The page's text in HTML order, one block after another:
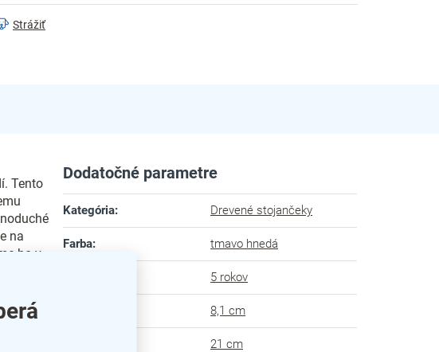
Strážiť
Tento
na
ho v
Dodatočné parametre
Kategória: Drevené stojančeky
Farba: tmavo hnedá
5 rokov
8,1 cm
21 cm